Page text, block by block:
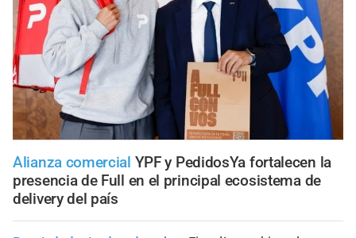
Alianza comercial YPF y PedidosYa fortalecen la
presencia de Full en el principal ecosistema de
delivery del país